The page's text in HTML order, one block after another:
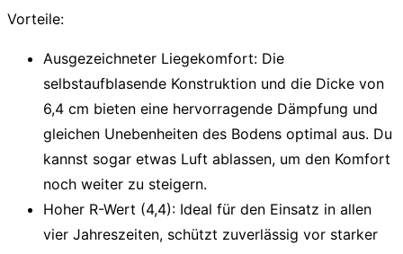
Vorteile:
Ausgezeichneter Liegekomfort: Die
selbstaufblasende Konstruktion und die Dicke von
6,4 cm bieten eine hervorragende Dämpfung und
gleichen Unebenheiten des Bodens optimal aus. Du
kannst sogar etwas Luft ablassen, um den Komfort
noch weiter zu steigern.
Hoher R-Wert (4,4): Ideal für den Einsatz in allen
vier Jahreszeiten, schützt zuverlässig vor starker